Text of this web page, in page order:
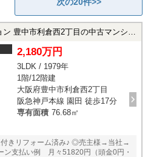
次の20件>>
日商岩井グリーンサイドマンション 豊中市利倉西2丁目の中古マンション
2,180万円
3LDK / 1979年
1階/12階建
大阪府豊中市利倉西2丁目
阪急神戸本線 園田 徒歩17分
専有面積 76.68㎡
ム済み♪ ◎売主様→当社→